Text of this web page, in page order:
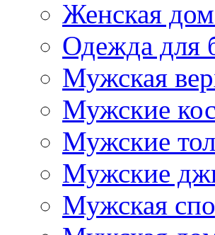
Женская
Одежда для
Мужская
Мужские
Мужские
Мужские
Мужская